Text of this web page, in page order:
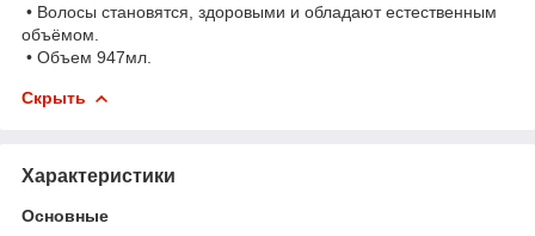
• Волосы становятся, здоровыми и обладают естественным
объёмом.
• Объем 947мл.
Скрыть
Характеристики
Основные